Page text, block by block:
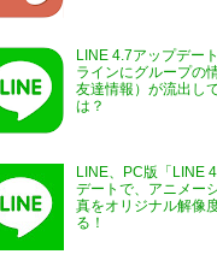
LINE 4.7アップデー
ラインにグループの
友達情報）が流出し
は？
LINE、PC版「LINE
デートで、アニメー
真をオリジナル解像
る！